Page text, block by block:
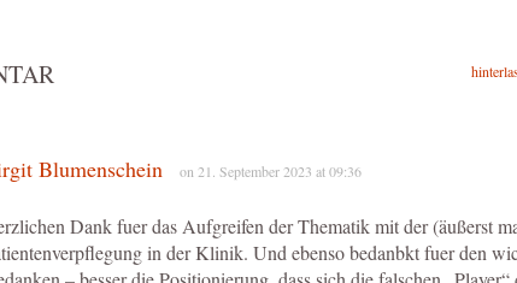
Blumenschein on 21. September 2023 at 09:36
Dank fuer das Aufgreifen der Thematik mit der (äußerst
in der Klinik. Und ebenso bedanbkt fuer den